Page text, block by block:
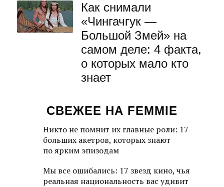
Как снимали
«Чингачгук —
Большой Змей» на
самом деле: 4 факта,
о которых мало кто
знает
СВЕЖЕЕ НА FEMMIE
Никто не помнит их главные роли: 17
больших акетров, которых знают
по ярким эпизодам
Мы все ошибались: 17 звезд кино, чья
реальная национальность вас удивит